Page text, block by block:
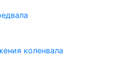
коленвала